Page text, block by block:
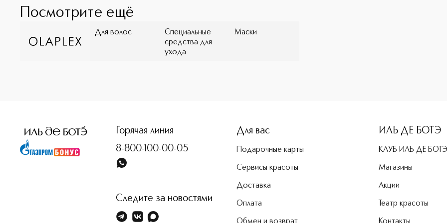
своей уникальной технологии, направленной на восстановление дисульфидных связей,
разрушенных в результате химических процедур, термического воздействия и механических
повреждений. В основу формул бренда входит «строительная» молекула BADD (Bis-
Aminopropyl Diglycol Dimaleate), которая восстанавливает структуру волос и защищает их от
дальнейших повреждений. Продукты OLAPLEX подходят для всех типов волос.
Посмотрите ещё
Для волос
Специальные
средства для
ухода
Маски
Горячая линия
8-800-100-00-05
Следите за новостями
Для вас
Подарочные карты
Сервисы красоты
Доставка
Оплата
ИЛЬ ДЕ БОТЭ
КЛУБ ИЛЬ ДЕ БОТЭ
Магазины
Акции
Театр красоты